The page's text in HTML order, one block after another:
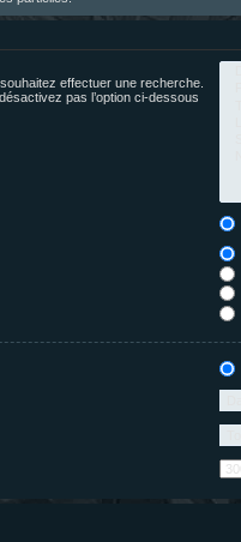
effectuer une recherche.
pas l’option ci-dessous